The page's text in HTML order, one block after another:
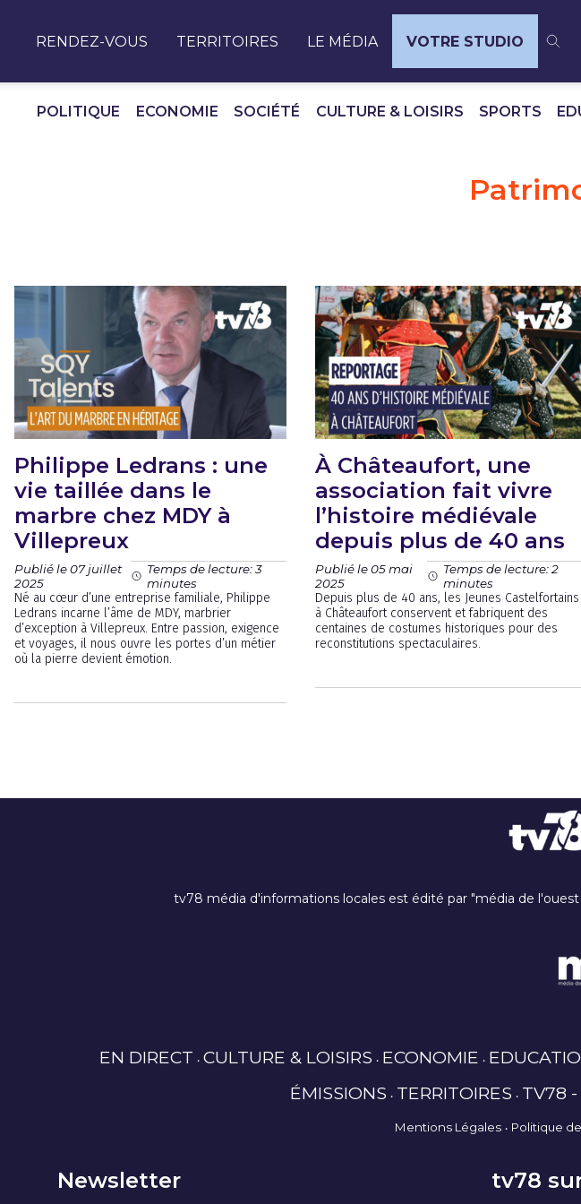
RENDEZ-VOUS TERRITOIRES LE MÉDIA VOTRE STUDIO
POLITIQUE ECONOMIE SOCIÉTÉ CULTURE & LOISIRS SPORTS
Philippe Ledrans : une
vie taillée dans le
marbre chez MDY à
Villepreux
Publié le 07 juillet
2025
Temps de lecture: 3
minutes
Né au cœur d’une entreprise familiale, Philippe
Ledrans incarne l’âme de MDY, marbrier
d’exception à Villepreux. Entre passion, exigence
et voyages, il nous ouvre les portes d’un métier
où la pierre devient émotion.
À Châteaufort, une
association fait vivre
l’histoire médiévale
depuis plus de 40 ans
Publié le 05 mai
2025
Temps de lecture: 2
minutes
Depuis plus de 40 ans, les Jeunes Castelfortains
à Châteaufort conservent et fabriquent des
centaines de costumes historiques pour des
reconstitutions spectaculaires.
tv78 média d'informations locales est édité par "média de
EN DIRECT CULTURE & LOISIRS ECONOMIE
ÉMISSIONS TERRITOIRES TV78 -
Mentions Légales Politique
Newsletter tv78